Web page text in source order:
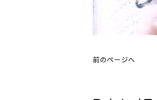
前のページへ